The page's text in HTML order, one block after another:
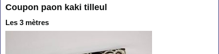
Coupon paon kaki tilleul
Les 3 mètres